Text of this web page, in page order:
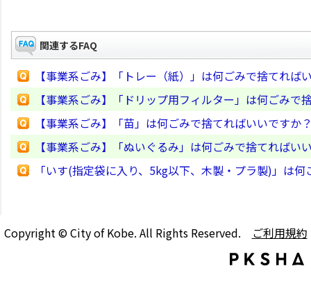
関連するFAQ
【事業系ごみ】「トレー（紙）」は何ごみで捨てれば
【事業系ごみ】「ドリップ用フィルター」は何ごみで
【事業系ごみ】「苗」は何ごみで捨てればいいですか
【事業系ごみ】「ぬいぐるみ」は何ごみで捨てればい
「いす(指定袋に入り、5kg以下、木製・プラ製)」は
Copyright © City of Kobe. All Rights Reserved. ご利用規約